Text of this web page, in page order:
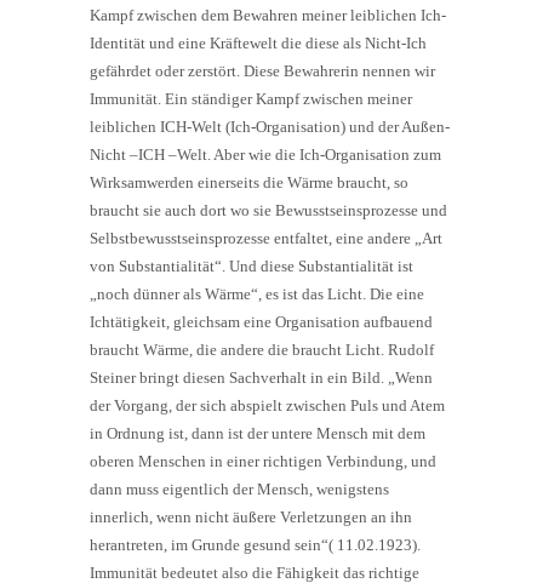
Kampf zwischen dem Bewahren meiner leiblichen Ich-
Identität und eine Kräftewelt die diese als Nicht-Ich
gefährdet oder zerstört. Diese Bewahrerin nennen wir
Immunität. Ein ständiger Kampf zwischen meiner
leiblichen ICH-Welt (Ich-Organisation) und der Außen-
Nicht –ICH –Welt. Aber wie die Ich-Organisation zum
Wirksamwerden einerseits die Wärme braucht, so
braucht sie auch dort wo sie Bewusstseinsprozesse und
Selbstbewusstseinsprozesse entfaltet, eine andere „Art
von Substantialität“. Und diese Substantialität ist
„noch dünner als Wärme“, es ist das Licht. Die eine
Ichtätigkeit, gleichsam eine Organisation aufbauend
braucht Wärme, die andere die braucht Licht. Rudolf
Steiner bringt diesen Sachverhalt in ein Bild. „Wenn
der Vorgang, der sich abspielt zwischen Puls und Atem
in Ordnung ist, dann ist der untere Mensch mit dem
oberen Menschen in einer richtigen Verbindung, und
dann muss eigentlich der Mensch, wenigstens
innerlich, wenn nicht äußere Verletzungen an ihn
herantreten, im Grunde gesund sein“( 11.02.1923).
Immunität bedeutet also die Fähigkeit das richtige